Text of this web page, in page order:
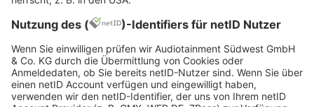
Vertiefung anstehen
wie du auf deine gesamte ECTS-Zahl
kommst
Nutze beides aktiv und kombiniere es mit Tools